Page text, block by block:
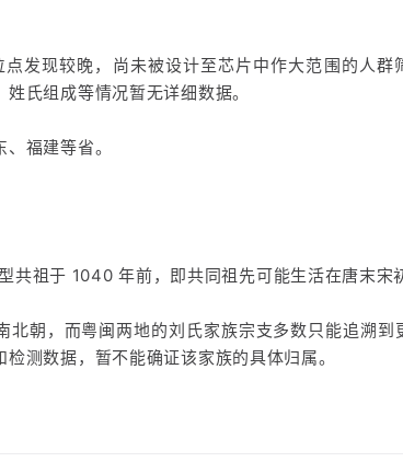
点发现较晚，尚未被设计至芯片中作大范围的人群
氏组成等情况暂无详细数据。
福建等省。
共祖于 1040 年前，即共同祖先可能生活在唐末宋
北朝，而粤闽两地的刘氏家族宗支多数只能追溯到
测数据，暂不能确证该家族的具体归属。